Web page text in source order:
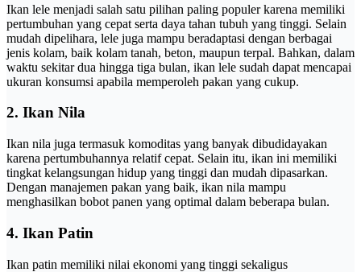
Ikan lele menjadi salah satu pilihan paling populer karena memiliki
pertumbuhan yang cepat serta daya tahan tubuh yang tinggi. Selain
mudah dipelihara, lele juga mampu beradaptasi dengan berbagai
jenis kolam, baik kolam tanah, beton, maupun terpal. Bahkan, dalam
waktu sekitar dua hingga tiga bulan, ikan lele sudah dapat mencapai
ukuran konsumsi apabila memperoleh pakan yang cukup.
2. Ikan Nila
Ikan nila juga termasuk komoditas yang banyak dibudidayakan
karena pertumbuhannya relatif cepat. Selain itu, ikan ini memiliki
tingkat kelangsungan hidup yang tinggi dan mudah dipasarkan.
Dengan manajemen pakan yang baik, ikan nila mampu
menghasilkan bobot panen yang optimal dalam beberapa bulan.
4. Ikan Patin
Ikan patin memiliki nilai ekonomi yang tinggi sekaligus